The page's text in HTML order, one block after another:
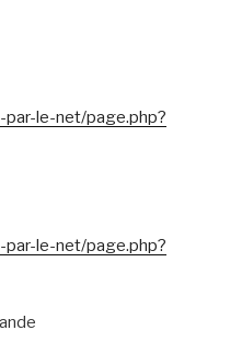
le-net/page.php?
le-net/page.php?